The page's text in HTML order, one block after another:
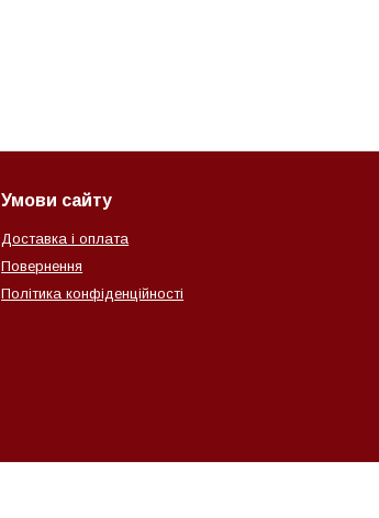
Умови сайту
Доставка і оплата
Повернення
Політика конфіденційності